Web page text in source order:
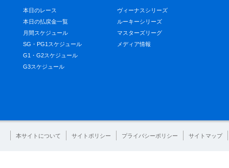
本日のレース
本日の払戻金一覧
月間スケジュール
SG・PG1スケジュール
G1・G2スケジュール
G3スケジュール
ヴィーナスシリーズ
ルーキーシリーズ
マスターズリーグ
メディア情報
本サイトについて サイトポリシー プライバシーポリシー サイトマップ